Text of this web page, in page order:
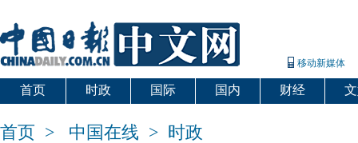
移动新媒体
首页 时政 国际 国内 财经
首页 > 中国在线 > 时政